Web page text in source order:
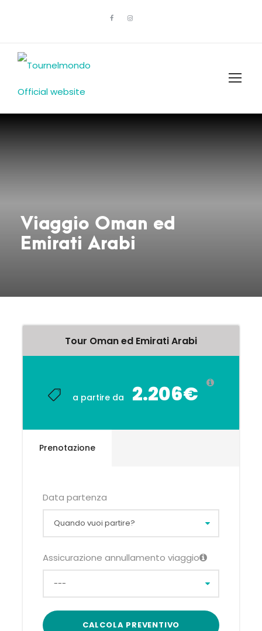
Viaggio Oman ed
Emirati Arabi
Tour Oman ed Emirati Arabi
a partire da 2.206€
Prenotazione
Data partenza
Assicurazione annullamento viaggio